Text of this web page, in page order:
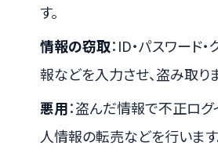
す。
情報の窃取：ID・パスワード
報などを入力させ、盗み取り
悪用：盗んだ情報で不正ログ
人情報の転売などを行います